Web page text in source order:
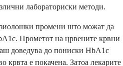
лабораториски методи.
промени што можат да
Прометот на црвените крвни
доведува до пониски HbA1c
крвта е покачена. Затоа лекарите